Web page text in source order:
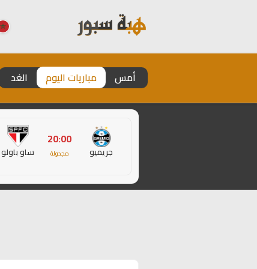
أمس مباريات اليوم الغد
جريميو
20:00
مجدولة ساو باولو